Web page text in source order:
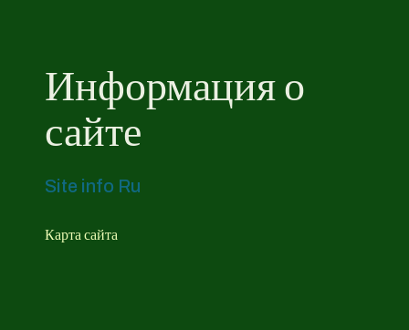
Информация о
сайте
Site info Ru
Карта сайта